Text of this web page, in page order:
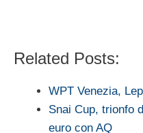
Related Posts:
WPT Venezia,
Snai Cup, trionfo
euro con AQ